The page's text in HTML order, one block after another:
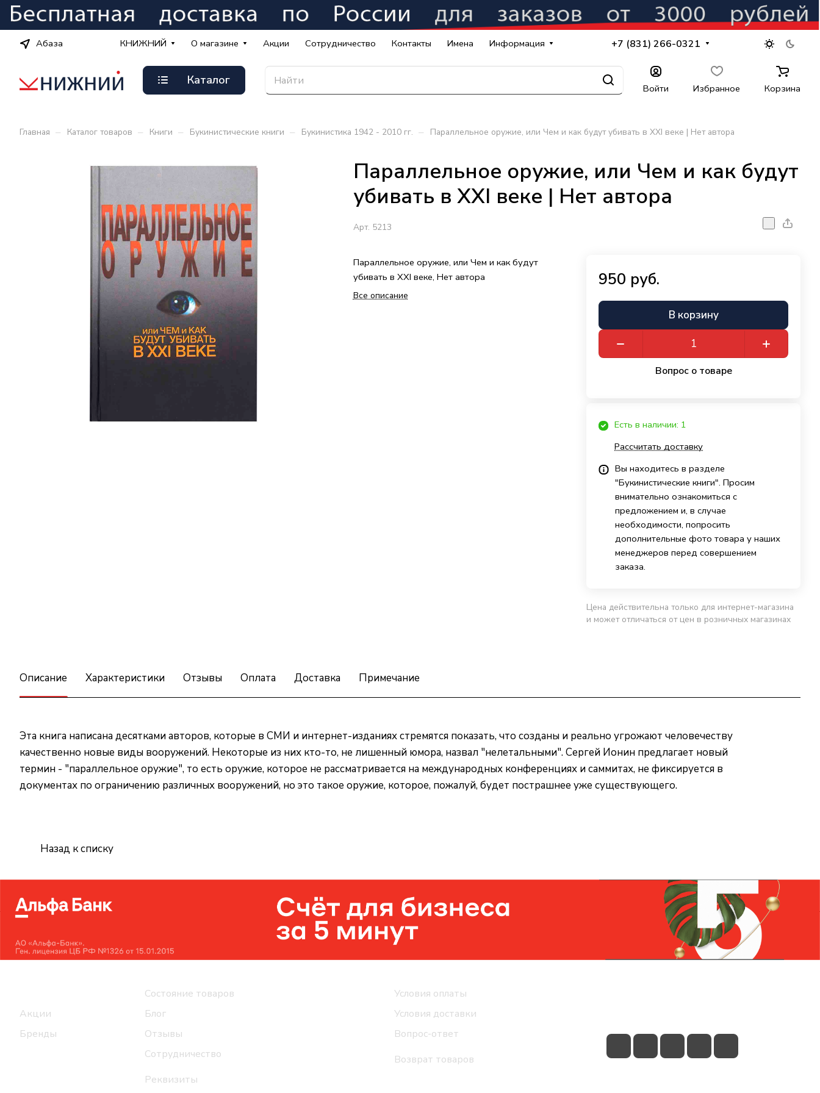
Абаза КНИЖНИЙ О магазине Акции Сотрудничество Контакты Имена Информация +7 (831) 266-0321
Каталог
Войти Избранное Корзина
Главная – Каталог товаров – Книги – Букинистические книги – Букинистика 1942 - 2010 гг. – Параллельное оружие, или Чем и как будут убивать в ХХI веке | Нет автора
Параллельное оружие, или Чем и как будут
убивать в ХХI веке | Нет автора
Арт. 5213
Параллельное оружие, или Чем и как будут
убивать в ХХI веке, Нет автора
Все описание
950 руб.
В корзину
Вопрос о товаре
Есть в наличии: 1
Рассчитать доставку
Вы находитесь в разделе
"Букинистические книги". Просим
внимательно ознакомиться с
предложением и, в случае
необходимости, попросить
дополнительные фото товара у наших
менеджеров перед совершением
заказа.
Цена действительна только для интернет-магазина
и может отличаться от цен в розничных магазинах
Описание Характеристики Отзывы Оплата Доставка Примечание
Эта книга написана десятками авторов, которые в СМИ и интернет-изданиях стремятся показать, что созданы и реально угрожают человечеству
качественно новые виды вооружений. Некоторые из них кто-то, не лишенный юмора, назвал "нелетальными". Сергей Ионин предлагает новый
термин - "параллельное оружие", то есть оружие, которое не рассматривается на международных конференциях и саммитах, не фиксируется в
документах по ограничению различных вооружений, но это такое оружие, которое, пожалуй, будет пострашнее уже существующего.
Назад к списку
Акции
Бренды
Состояние товаров
Блог
Отзывы
Сотрудничество
Реквизиты
Условия оплаты
Условия доставки
Вопрос-ответ
Возврат товаров